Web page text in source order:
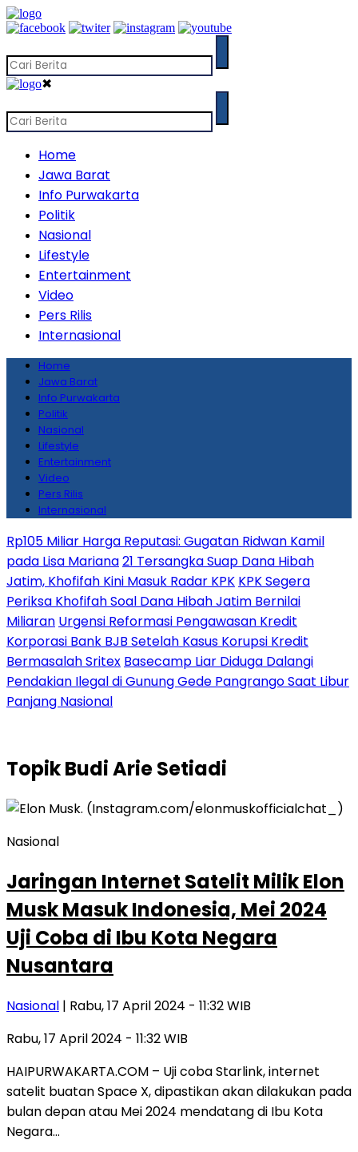
✖
Home
Jawa Barat
Info Purwakarta
Politik
Nasional
Lifestyle
Entertainment
Video
Pers Rilis
Internasional
Home
Jawa Barat
Info Purwakarta
Politik
Nasional
Lifestyle
Entertainment
Video
Pers Rilis
Internasional
Rp105 Miliar Harga Reputasi: Gugatan Ridwan Kamil
pada Lisa Mariana21 Tersangka Suap Dana Hibah
Jatim, Khofifah Kini Masuk Radar KPK KPK Segera
Periksa Khofifah Soal Dana Hibah Jatim Bernilai
Miliaran Urgensi Reformasi Pengawasan Kredit
Korporasi Bank BJB Setelah Kasus Korupsi Kredit
Bermasalah Sritex Basecamp Liar Diduga Dalangi
Pendakian Ilegal di Gunung Gede Pangrango Saat Libur
Panjang Nasional
TopikBudi Arie Setiadi
Nasional
Jaringan Internet Satelit Milik Elon
Musk Masuk Indonesia, Mei 2024
Uji Coba di Ibu Kota Negara
Nusantara
Nasional | Rabu, 17 April 2024 - 11:32 WIB
Rabu, 17 April 2024 - 11:32 WIB
HAIPURWAKARTA.COM – Uji coba Starlink, internet
satelit buatan Space X, dipastikan akan dilakukan pada
bulan depan atau Mei 2024 mendatang di Ibu Kota
Negara…